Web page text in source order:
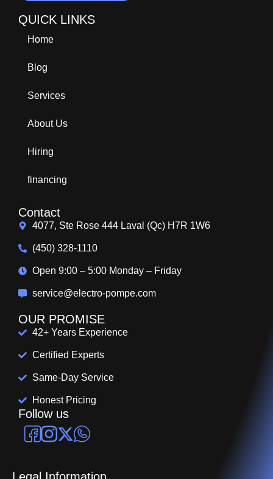
QUICK LINKS
Home
Blog
Services
About Us
Hiring
financing
Contact
4077, Ste Rose 444 Laval (Qc) H7R 1W6
(450) 328-1110
Open 9:00 – 5:00 Monday – Friday
service@electro-pompe.com
OUR PROMISE
42+ Years Experience
Certified Experts
Same-Day Service
Honest Pricing
Follow us